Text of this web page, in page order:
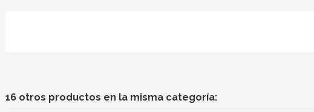
16 otros productos en la misma categoría: